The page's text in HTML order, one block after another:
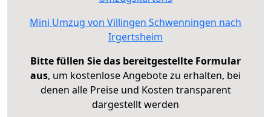
Mini Umzug von Villingen Schwenningen nach
Irgertsheim
Bitte füllen Sie das bereitgestellte Formular
aus, um kostenlose Angebote zu erhalten, bei
denen alle Preise und Kosten transparent
dargestellt werden